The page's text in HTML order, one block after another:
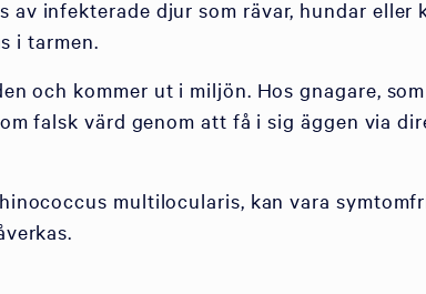
av infekterade djur som rävar, hundar
i tarmen.
och kommer ut i miljön. Hos gnagare,
falsk värd genom att få i sig äggen via
multilocularis, kan vara